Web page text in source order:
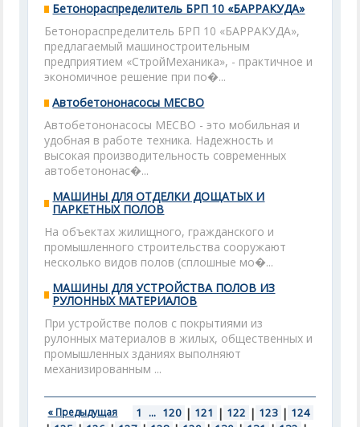
Бетонораспределитель БРП 10 «БАРРАКУДА»
Бетонораспределитель БРП 10 «БАРРАКУДА»,
предлагаемый машиностроительным
предприятием «СтройМеханика», - практичное и
экономичное решение при по�...
Автобетононасосы МЕСВО
Автобетононасосы МЕСВО - это мобильная и
удобная в работе техника. Надежность и
высокая производительность современных
автобетононас�...
МАШИНЫ ДЛЯ ОТДЕЛКИ ДОЩАТЫХ И
ПАРКЕТНЫХ ПОЛОВ
На объектах жилищного, гражданского и
промышленного строительства сооружают
несколько видов полов (сплошные мо�...
МАШИНЫ ДЛЯ УСТРОЙСТВА ПОЛОВ ИЗ
РУЛОННЫХ МАТЕРИАЛОВ
При устройстве полов с покрытиями из
рулонных материалов в жилых, общественных и
промышленных зданиях выполняют
механизированным ...
« Предыдущая 1 ... 120 | 121 | 122 | 123 | 124